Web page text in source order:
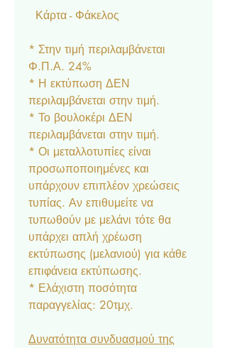
Κάρτα - Φάκελος
* Στην τιμή περιλαμβάνεται
Φ.Π.Α. 24%
* Η εκτύπωση ΔΕΝ
περιλαμβάνεται στην τιμή.
* Το βουλοκέρι ΔΕΝ
περιλαμβάνεται στην τιμή.
* Οι μεταλλοτυπίες είναι
προσωποποιημένες και
υπάρχουν επιπλέον χρεώσεις
τυπίας. Αν επιθυμείτε να
τυπωθούν με μελάνι τότε θα
υπάρχει απλή χρέωση
εκτύπωσης (μελανιού) για κάθε
επιφάνεια εκτύπωσης.
* Ελάχιστη ποσότητα
παραγγελίας: 20τμχ.
Δυνατότητα συνδυασμού της